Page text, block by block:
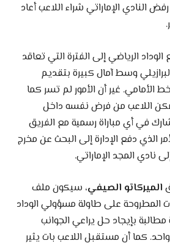
النادي الإماراتي شراء اللاعب أعاد
الرياضي إلى الفترة التي تعاقد
وسط آمال كبيرة بتقديم
الأمامي. غير أن الأمور لم تسر كما
اللاعب من فرض نفسه داخل
في أي مباراة رسمية مع الفريق
الذي دفع الإدارة إلى البحث عن مخرج
المجد الإماراتي.
الصيفي، سيكون ملف
المطروحة على طاولة مسؤولي الوداد
بإيجاد حل يراعي الجوانب
كما أن مستقبل اللاعب بات يثير